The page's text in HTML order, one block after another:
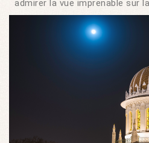
admirer la vue imprenable sur